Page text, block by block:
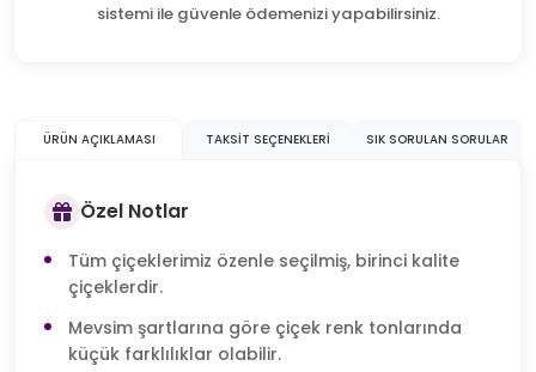
sistemi ile güvenle ödemenizi yapabilirsiniz.
ÜRÜN AÇIKLAMASI TAKSIT SEÇENEKLERI SIK SORULAN SORULAR
Özel Notlar
Tüm çiçeklerimiz özenle seçilmiş, birinci kalite
çiçeklerdir.
Mevsim şartlarına göre çiçek renk tonlarında
küçük farklılıklar olabilir.